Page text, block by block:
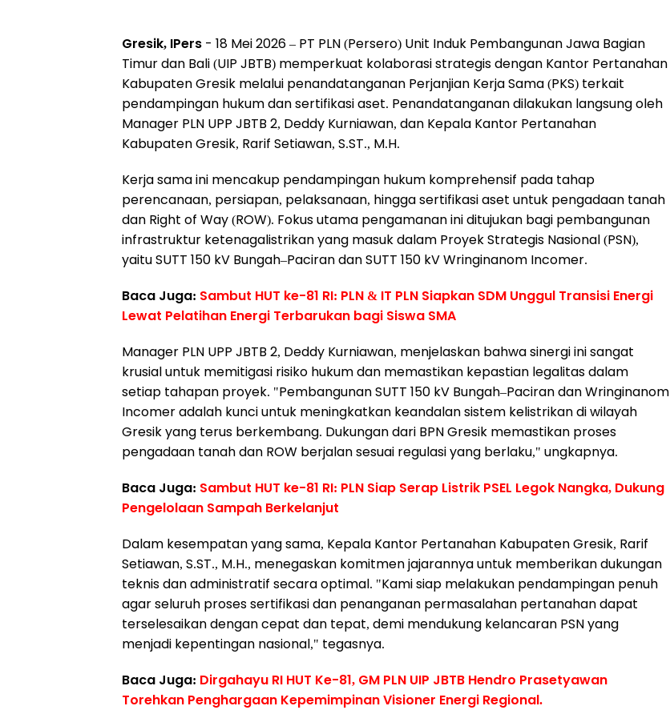
Gresik, IPers - 18 Mei 2026 – PT PLN (Persero) Unit Induk Pembangunan Jawa Bagian
Timur dan Bali (UIP JBTB) memperkuat kolaborasi strategis dengan Kantor Pertanahan
Kabupaten Gresik melalui penandatanganan Perjanjian Kerja Sama (PKS) terkait
pendampingan hukum dan sertifikasi aset. Penandatanganan dilakukan langsung oleh
Manager PLN UPP JBTB 2, Deddy Kurniawan, dan Kepala Kantor Pertanahan
Kabupaten Gresik, Rarif Setiawan, S.ST., M.H.
Kerja sama ini mencakup pendampingan hukum komprehensif pada tahap
perencanaan, persiapan, pelaksanaan, hingga sertifikasi aset untuk pengadaan tanah
dan Right of Way (ROW). Fokus utama pengamanan ini ditujukan bagi pembangunan
infrastruktur ketenagalistrikan yang masuk dalam Proyek Strategis Nasional (PSN),
yaitu SUTT 150 kV Bungah–Paciran dan SUTT 150 kV Wringinanom Incomer.
Baca Juga: Sambut HUT ke-81 RI: PLN & IT PLN Siapkan SDM Unggul Transisi Energi
Lewat Pelatihan Energi Terbarukan bagi Siswa SMA
Manager PLN UPP JBTB 2, Deddy Kurniawan, menjelaskan bahwa sinergi ini sangat
krusial untuk memitigasi risiko hukum dan memastikan kepastian legalitas dalam
setiap tahapan proyek. "Pembangunan SUTT 150 kV Bungah–Paciran dan Wringinanom
Incomer adalah kunci untuk meningkatkan keandalan sistem kelistrikan di wilayah
Gresik yang terus berkembang. Dukungan dari BPN Gresik memastikan proses
pengadaan tanah dan ROW berjalan sesuai regulasi yang berlaku," ungkapnya.
Baca Juga: Sambut HUT ke-81 RI: PLN Siap Serap Listrik PSEL Legok Nangka, Dukung
Pengelolaan Sampah Berkelanjut
Dalam kesempatan yang sama, Kepala Kantor Pertanahan Kabupaten Gresik, Rarif
Setiawan, S.ST., M.H., menegaskan komitmen jajarannya untuk memberikan dukungan
teknis dan administratif secara optimal. "Kami siap melakukan pendampingan penuh
agar seluruh proses sertifikasi dan penanganan permasalahan pertanahan dapat
terselesaikan dengan cepat dan tepat, demi mendukung kelancaran PSN yang
menjadi kepentingan nasional," tegasnya.
Baca Juga: Dirgahayu RI HUT Ke-81, GM PLN UIP JBTB Hendro Prasetyawan
Torehkan Penghargaan Kepemimpinan Visioner Energi Regional.